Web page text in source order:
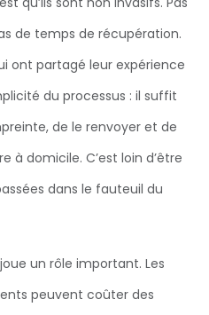
de temps de récupération.
ont partagé leur expérience
du processus : il suffit
de le renvoyer et de
à domicile. C’est loin d’être
dans le fauteuil du
un rôle important. Les
peuvent coûter des